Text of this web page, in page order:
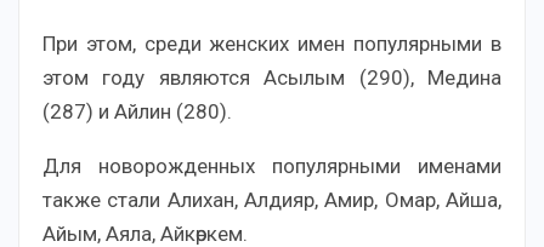
При этом, среди женских имен популярными в
этом году являются Асылым (290), Медина
(287) и Айлин (280).
Для новорожденных популярными именами
также стали Алихан, Алдияр, Амир, Омар, Айша,
Айым, Аяла, Айкөркем.